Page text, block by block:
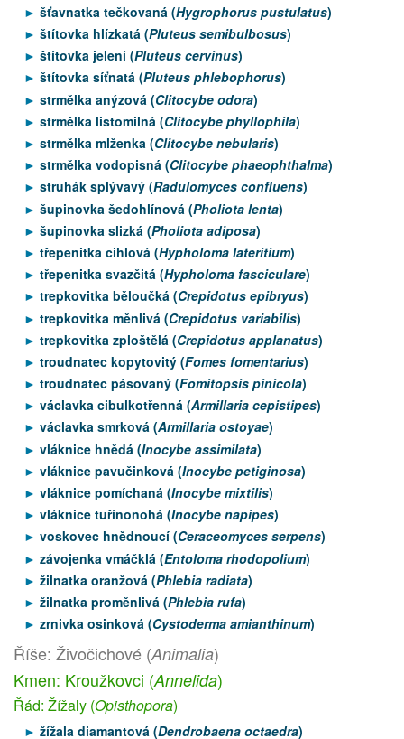
šťavnatka tečkovaná (Hygrophorus pustulatus)
štítovka hlízkatá (Pluteus semibulbosus)
štítovka jelení (Pluteus cervinus)
štítovka síťnatá (Pluteus phlebophorus)
strmělka anýzová (Clitocybe odora)
strmělka listomilná (Clitocybe phyllophila)
strmělka mlženka (Clitocybe nebularis)
strmělka vodopisná (Clitocybe phaeophthalma)
struhák splývavý (Radulomyces confluens)
šupinovka šedohlínová (Pholiota lenta)
šupinovka slizká (Pholiota adiposa)
třepenitka cihlová (Hypholoma lateritium)
třepenitka svazčitá (Hypholoma fasciculare)
trepkovitka běloučká (Crepidotus epibryus)
trepkovitka měnlivá (Crepidotus variabilis)
trepkovitka zploštělá (Crepidotus applanatus)
troudnatec kopytovitý (Fomes fomentarius)
troudnatec pásovaný (Fomitopsis pinicola)
václavka cibulkotřenná (Armillaria cepistipes)
václavka smrková (Armillaria ostoyae)
vláknice hnědá (Inocybe assimilata)
vláknice pavučinková (Inocybe petiginosa)
vláknice pomíchaná (Inocybe mixtilis)
vláknice tuřínonohá (Inocybe napipes)
voskovec hnědnoucí (Ceraceomyces serpens)
závojenka vmáčklá (Entoloma rhodopolium)
žilnatka oranžová (Phlebia radiata)
žilnatka proměnlivá (Phlebia rufa)
zrnivka osinková (Cystoderma amianthinum)
Říše: Živočichové (Animalia)
Kmen: Kroužkovci (Annelida)
Řád: Žížaly (Opisthopora)
žížala diamantová (Dendrobaena octaedra)